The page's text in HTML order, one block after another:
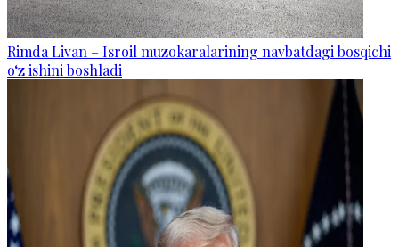
Rimda Livan – Isroil muzokaralarining navbatdagi bosqichi
o‘z ishini boshladi